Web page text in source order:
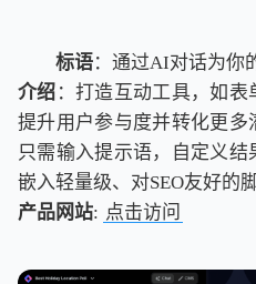
标语：通过AI对话为你
介绍 ：打造互动工具，如表
提升用户参与度并转化更多
只需输入提示语，自定义
嵌入轻量级、对SEO友好的脚
产品网站: 点击访问